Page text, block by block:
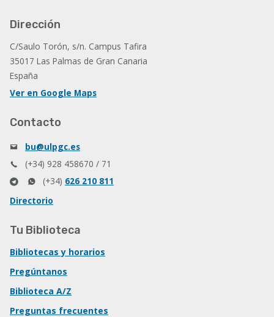
Dirección
C/Saulo Torón, s/n. Campus Tafira
35017 Las Palmas de Gran Canaria
España
Ver en Google Maps
Contacto
bu@ulpgc.es
(+34) 928 458670 / 71
(+34) 626 210 811
Directorio
Tu Biblioteca
Bibliotecas y horarios
Pregúntanos
Biblioteca A/Z
Preguntas frecuentes